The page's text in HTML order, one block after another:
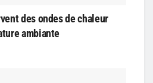
des ondes de chaleur
ambiante